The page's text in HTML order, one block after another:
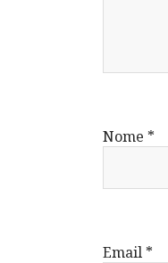
Nome *
Email *